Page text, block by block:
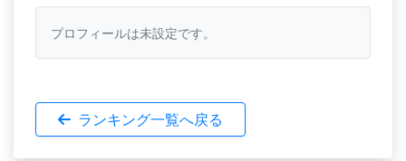
プロフィールは未設定です。
ランキング一覧へ戻る